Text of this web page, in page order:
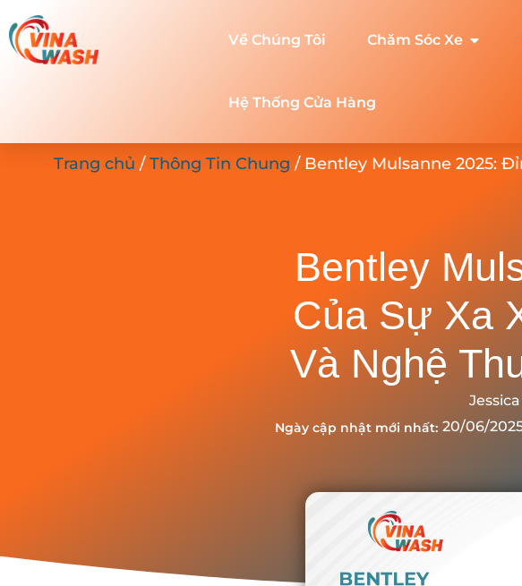
Về Chúng Tôi Chăm Sóc Xe
Hệ Thống Cửa Hàng
Trang chủ /Thông Tin Chung / Bentley Mulsanne 2025:
Bentley
Của Sự Xa
Và Nghệ
Ngày cập nhật mới nhất: 20/06/